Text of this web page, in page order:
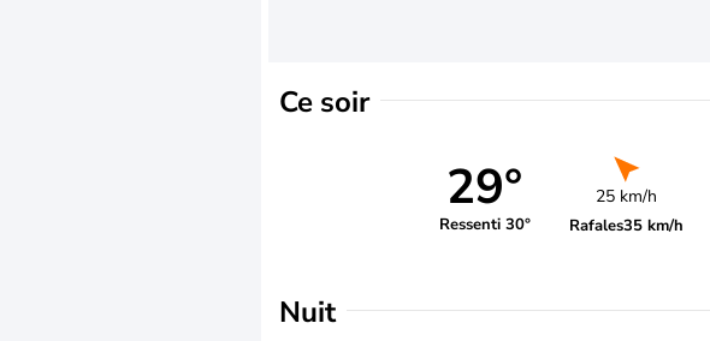
Ce soir
29°
Ressenti 30°
25 km/h
Rafales35 km/h
Nuit